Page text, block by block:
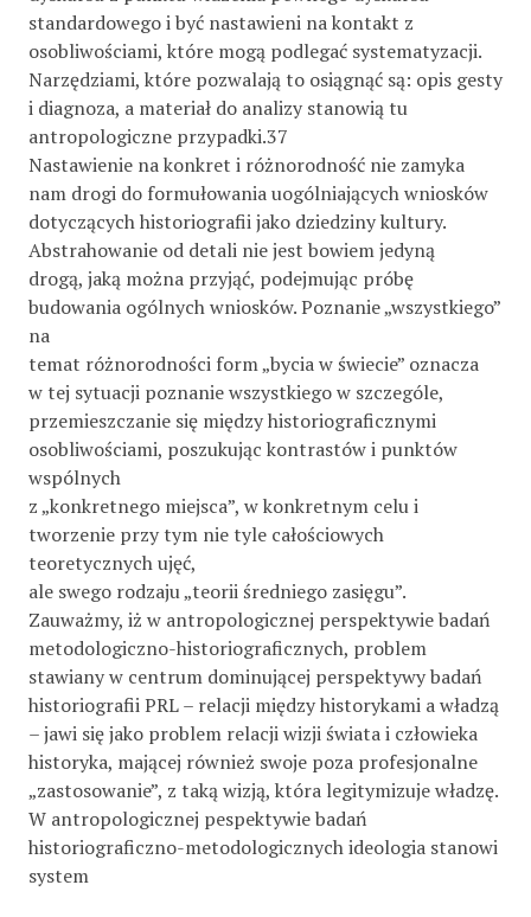
standardowego i być nastawieni na kontakt z
osobliwościami, które mogą podlegać systematyzacji.
Narzędziami, które pozwalają to osiągnąć są: opis gesty
i diagnoza, a materiał do analizy stanowią tu
antropologiczne przypadki.37
Nastawienie na konkret i różnorodność nie zamyka
nam drogi do formułowania uogólniających wniosków
dotyczących historiografii jako dziedziny kultury.
Abstrahowanie od detali nie jest bowiem jedyną
drogą, jaką można przyjąć, podejmując próbę
budowania ogólnych wniosków. Poznanie „wszystkiego”
na
temat różnorodności form „bycia w świecie” oznacza
w tej sytuacji poznanie wszystkiego w szczególe,
przemieszczanie się między historiograficznymi
osobliwościami, poszukując kontrastów i punktów
wspólnych
z „konkretnego miejsca”, w konkretnym celu i
tworzenie przy tym nie tyle całościowych
teoretycznych ujęć,
ale swego rodzaju „teorii średniego zasięgu”.
Zauważmy, iż w antropologicznej perspektywie badań
metodologiczno-historiograficznych, problem
stawiany w centrum dominującej perspektywy badań
historiografii PRL – relacji między historykami a władzą
– jawi się jako problem relacji wizji świata i człowieka
historyka, mającej również swoje poza profesjonalne
„zastosowanie”, z taką wizją, która legitymizuje władzę.
W antropologicznej pespektywie badań
historiograficzno-metodologicznych ideologia stanowi
system